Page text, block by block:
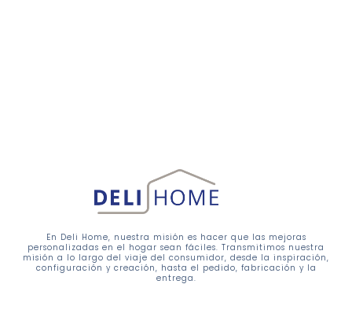
En Deli Home, nuestra misión es hacer que las mejoras
personalizadas en el hogar sean fáciles. Transmitimos nuestra
misión a lo largo del viaje del consumidor, desde la inspiración,
configuración y creación, hasta el pedido, fabricación y la
entrega.